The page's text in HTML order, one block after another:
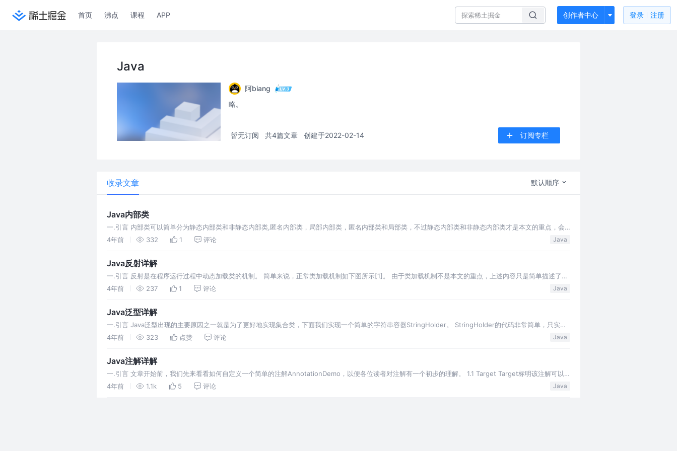
首页 沸点 课程 APP 创作者中心 登录 注册
Java
阿biang
略。
暂无订阅 共4篇文章 创建于2022-02-14 订阅专栏
收录文章 默认顺序
Java内部类
一.引言 内部类可以简单分为静态内部类和非静态内部类,匿名内部类，局部内部类，匿名内部类和局部类，不过静态内部类和非静态内部类才是本文的重点，会
花更多的笔墨去介绍，匿名内部类和局部内部类更多是一笔带过
4年前 332 1 评论 Java
Java反射详解
一.引言 反射是在程序运行过程中动态加载类的机制。 简单来说，正常类加载机制如下图所示[1]。 由于类加载机制不是本文的重点，上述内容只是简单描述了正
常类加载机制的三个步骤，还有较多细节没有提及，感兴
4年前 237 1 评论 Java
Java泛型详解
一.引言 Java泛型出现的主要原因之一就是为了更好地实现集合类，下面我们实现一个简单的字符串容器StringHolder。 StringHolder的代码非常简单，只实现
了一个存取字符串的功能，但有
4年前 323 点赞 评论 Java
Java注解详解
一.引言 文章开始前，我们先来看看如何自定义一个简单的注解AnnotationDemo，以便各位读者对注解有一个初步的理解。 1.1 Target Target标明该注解可以
作用的目标，比如说上述代码
4年前 1.1k 5 评论 Java